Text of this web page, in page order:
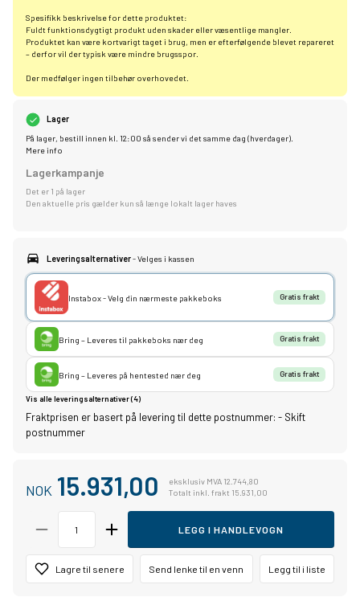
Spesifikk beskrivelse for dette produktet:
Fuldt funktionsdygtigt produkt uden skader eller væsentlige mangler.
Produktet kan være kortvarigt taget i brug, men er efterfølgende blevet repareret
– derfor vil der typisk være mindre brugsspor.
Der medfølger ingen tilbehør overhovedet.
Lager
På lager, bestill innen kl. 12:00 så sender vi det samme dag (hverdager).
Mere info
Lagerkampanje
Det er 1 på lager
Den aktuelle pris gælder kun så længe lokalt lager haves
Leveringsalternativer- Velges i kassen
Instabox - Velg din nærmeste pakkeboks Gratis frakt
Bring – Leveres til pakkeboks nær deg Gratis frakt
Bring – Leveres på hentested nær deg Gratis frakt
Vis alle leveringsalternativer (4)
Fraktprisen er basert på levering til dette postnummer: - Skift
postnummer
NOK 15.931,00
eksklusiv MVA 12.744,80
Totalt inkl. frakt 15.931,00
LEGG I HANDLEVOGN
Lagre til senere Send lenke til en venn Legg til i liste